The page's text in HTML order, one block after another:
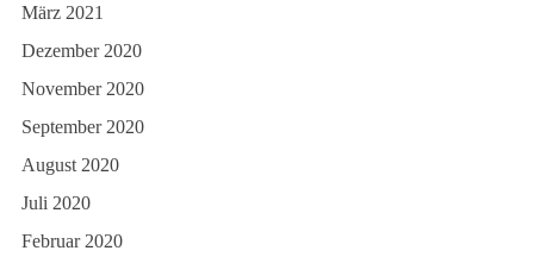
März 2021
Dezember 2020
November 2020
September 2020
August 2020
Juli 2020
Februar 2020